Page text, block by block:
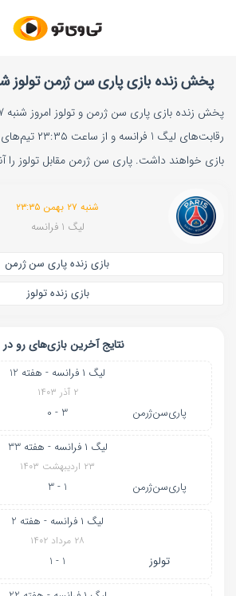
پخش زنده بازی پاری‌ سن‌ ژرمن تولوز شنبه ۲۷ بهمن
رقابت‌های لیگ 1
بازی خواهند داشت. پاری‌ سن‌ ژرمن مقابل تولوز را
شنبه ۲۷ بهمن ۲۳:۳۵
لیگ 1 فرانسه
بازی زنده پاری‌ سن‌ ژرمن
بازی زنده تولوز
نتایج آخرین بازی‌های رو در
لیگ ۱ فرانسه - هفته 12
۲ آذر ۱۴۰۳
پاری‌سن‌ژرمن 3 - 0
لیگ ۱ فرانسه - هفته 33
۲۳ اردیبهشت ۱۴۰۳
پاری‌سن‌ژرمن 1 - 3
لیگ ۱ فرانسه - هفته 2
۲۸ مرداد ۱۴۰۲
تولوز 1 - 1